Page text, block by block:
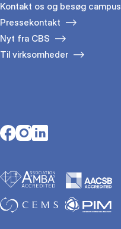
Kontakt os og besøg campus
Pressekontakt
Nyt fra CBS
Til virksomheder
Opens in a new tab
Opens in a new tab
Opens in a new tab